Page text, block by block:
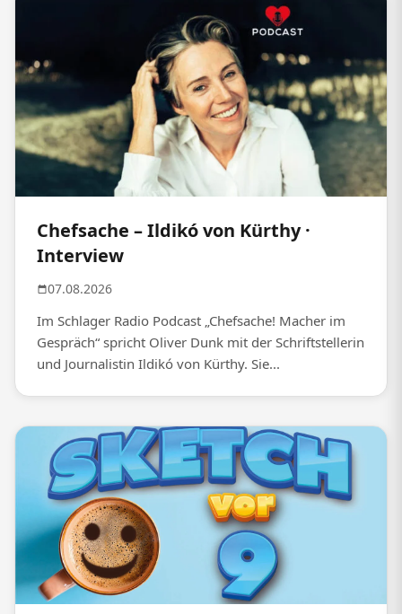
Chefsache – Ildikó von Kürthy ·
Interview
07.08.2026
Im Schlager Radio Podcast „Chefsache! Macher im
Gespräch“ spricht Oliver Dunk mit der Schriftstellerin
und Journalistin Ildikó von Kürthy. Sie...